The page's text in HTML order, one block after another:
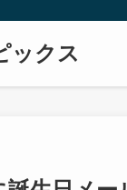
ックス